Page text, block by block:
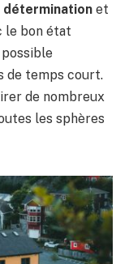
détermination et
le bon état
de temps court.
de nombreux
les sphères